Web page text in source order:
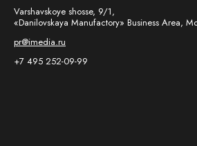
Varshavskoye shosse, 9/1,
«Danilovskaya Manufactory» Business Area,
pr@imedia.ru
+7 495 252-09-99